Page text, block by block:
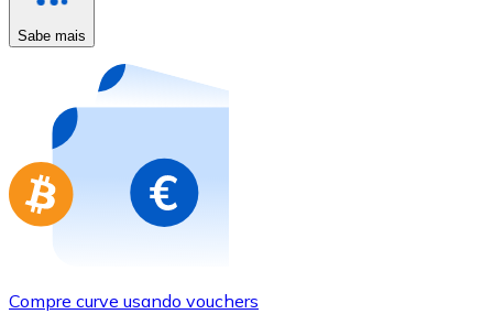
Compre cartões-presente das suas marcas favoritas
Ir para a loja de cartões-presente
Sabe mais
Compre curve usando vouchers